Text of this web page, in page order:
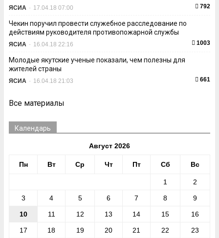
ЯСИА - 17.04.18 07:00 792
Чекин поручил провести служебное расследование по
действиям руководителя противопожарной службы
ЯСИА - 16.04.18 22:16 1003
Молодые якутские ученые показали, чем полезны для
жителей страны
ЯСИА - 16.04.18 21:03 661
Все материалы
Календарь
Август 2026
Пн Вт Ср Чт Пт Сб Вс
1 2
3 4 5 6 7 8 9
10 11 12 13 14 15 16
17 18 19 20 21 22 23